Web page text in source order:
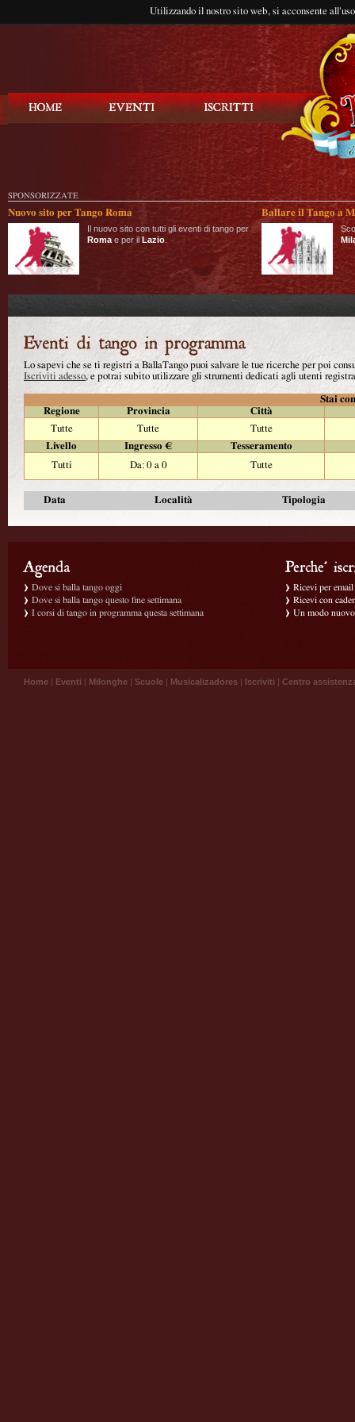
Utilizzando il nostro sito web, si acconsente
SPONSORIZZATE
Nuovo sito per Tango Roma
Il nuovo sito con tutti gli eventi di tango per
Roma e per il Lazio
Ballare il Tango a
Lo sapevi che se ti registri a BallaTango puoi salvare le tue ricerche per poi
Iscriviti adesso, e potrai subito utilizzare gli strumenti dedicati agli utenti
Stai
Regione
Provincia
Città
Tutte
Tutte
Tutte
Livello
Ingresso €
Tesseramento
Tutti
Da: 0 a 0 Tutte
Data Località Tipologia
Dove si balla tango oggi
Dove si balla tango questo fine settimana
I corsi di tango in programma questa settimana
Ricevi per
Ricevi con
Un modo
Home | Eventi | Milonghe | Scuole | Musicalizadores | Iscriviti | Centro